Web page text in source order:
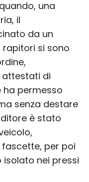
una
il
da un
si sono
attestati di
ha permesso
senza destare
è stato
per poi
nei pressi